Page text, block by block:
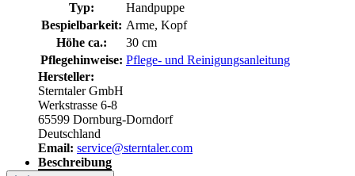
Typ:
Handpuppe
Bespielbarkeit: Arme, Kopf
Höhe ca.:
30 cm
Pflegehinweise: Pflege- und Reinigungsanleitung
Hersteller:
Sterntaler GmbH
Werkstrasse 6-8
65599 Dornburg-Dorndorf
Deutschland
Email: service@sterntaler.com
Beschreibung